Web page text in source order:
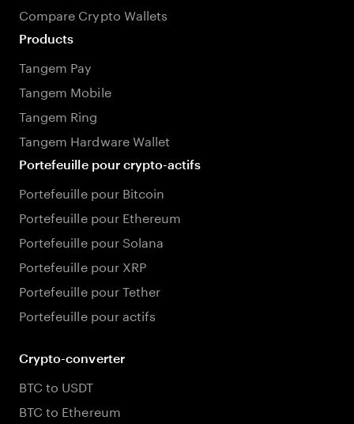
Compare Crypto Wallets
Products
Tangem Pay
Tangem Mobile
Tangem Ring
Tangem Hardware Wallet
Portefeuille pour crypto-actifs
Portefeuille pour Bitcoin
Portefeuille pour Ethereum
Portefeuille pour Solana
Portefeuille pour XRP
Portefeuille pour Tether
Portefeuille pour actifs
Crypto-converter
BTC to USDT
BTC to Ethereum